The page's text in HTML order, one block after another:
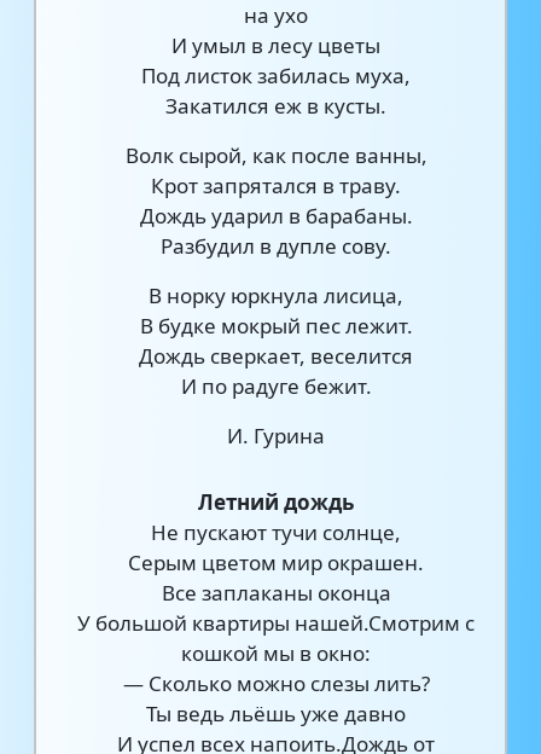
на ухо
И умыл в лесу цветы
Под листок забилась муха,
Закатился еж в кусты.
Волк сырой, как после ванны,
Крот запрятался в траву.
Дождь ударил в барабаны.
Разбудил в дупле сову.
В норку юркнула лисица,
В будке мокрый пес лежит.
Дождь сверкает, веселится
И по радуге бежит.
И. Гурина
Летний дождь
Не пускают тучи солнце,
Серым цветом мир окрашен.
Все заплаканы оконца
У большой квартиры нашей.Смотрим с
кошкой мы в окно:
— Сколько можно слезы лить?
Ты ведь льёшь уже давно
И успел всех напоить.Дождь от